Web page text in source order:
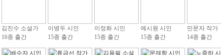
김진수 소설가
16종 출간
이병두 시인
15종 출간
이정화 시인
15종 출간
예시원 시인
15종 출간
민문자 작가
14종 출간